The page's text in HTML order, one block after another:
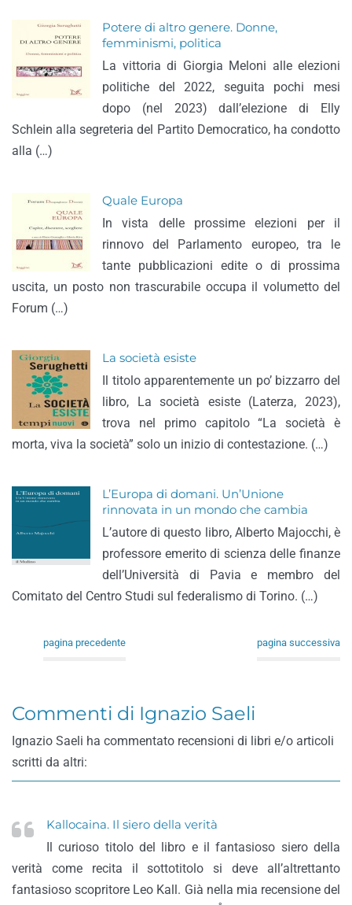
Potere di altro genere. Donne,
femminismi, politica
La vittoria di Giorgia Meloni alle elezioni
politiche del 2022, seguita pochi mesi
dopo (nel 2023) dall’elezione di Elly
Schlein alla segreteria del Partito Democratico, ha condotto
alla (…)
Quale Europa
In vista delle prossime elezioni per il
rinnovo del Parlamento europeo, tra le
tante pubblicazioni edite o di prossima
uscita, un posto non trascurabile occupa il volumetto del
Forum (…)
La società esiste
Il titolo apparentemente un po’ bizzarro del
libro, La società esiste (Laterza, 2023),
trova nel primo capitolo “La società è
morta, viva la società” solo un inizio di contestazione. (…)
L’Europa di domani. Un’Unione
rinnovata in un mondo che cambia
L’autore di questo libro, Alberto Majocchi, è
professore emerito di scienza delle finanze
dell’Università di Pavia e membro del
Comitato del Centro Studi sul federalismo di Torino. (…)
pagina precedente pagina successiva
Commenti di Ignazio Saeli
Ignazio Saeli ha commentato recensioni di libri e/o articoli
scritti da altri:
Kallocaina. Il siero della verità
Il curioso titolo del libro e il fantasioso siero della
verità come recita il sottotitolo si deve all’altrettanto
fantasioso scopritore Leo Kall. Già nella mia recensione del